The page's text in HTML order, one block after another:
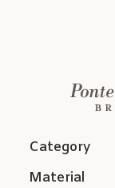
Category
Material